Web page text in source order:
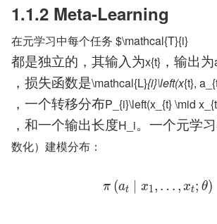
1.1.2 Meta-Learning
在元学习中每个任务 $\mathcal{T}{i}
都是独立的 ， 其输入为x{t} ， 输出为
， 损失函数是\mathcal{L}{i}\left(x{t},
， 一个转移分布P_{i}\left(x_{t} \mid
， 和一个输出长度H_i。 一个元学习
数化）建模分布：
π (at x1, … , xt; θ)